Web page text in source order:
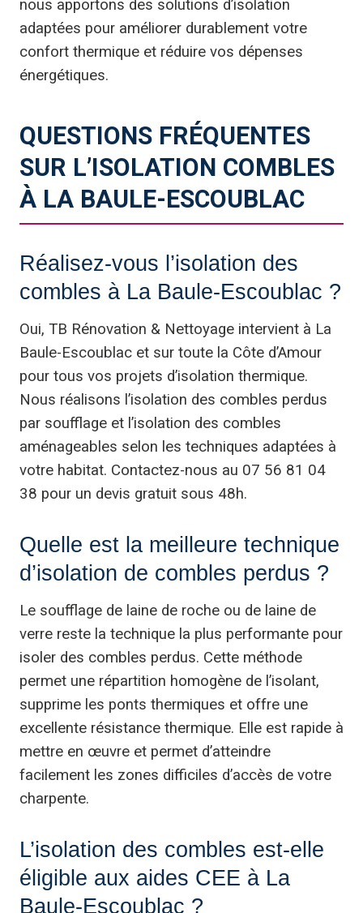
nous apportons des solutions d’isolation
adaptées pour améliorer durablement votre
confort thermique et réduire vos dépenses
énergétiques.
QUESTIONS FRÉQUENTES
SUR L’ISOLATION COMBLES
À LA BAULE-ESCOUBLAC
Réalisez-vous l’isolation des
combles à La Baule-Escoublac ?
Oui, TB Rénovation & Nettoyage intervient à La
Baule-Escoublac et sur toute la Côte d’Amour
pour tous vos projets d’isolation thermique.
Nous réalisons l’isolation des combles perdus
par soufflage et l’isolation des combles
aménageables selon les techniques adaptées à
votre habitat. Contactez-nous au 07 56 81 04
38 pour un devis gratuit sous 48h.
Quelle est la meilleure technique
d’isolation de combles perdus ?
Le soufflage de laine de roche ou de laine de
verre reste la technique la plus performante pour
isoler des combles perdus. Cette méthode
permet une répartition homogène de l’isolant,
supprime les ponts thermiques et offre une
excellente résistance thermique. Elle est rapide à
mettre en œuvre et permet d’atteindre
facilement les zones difficiles d’accès de votre
charpente.
L’isolation des combles est-elle
éligible aux aides CEE à La
Baule-Escoublac ?